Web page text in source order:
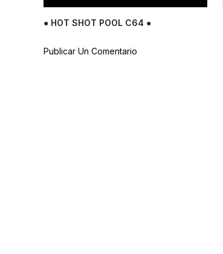
● HOT SHOT POOL C64 ●
Publicar Un Comentario